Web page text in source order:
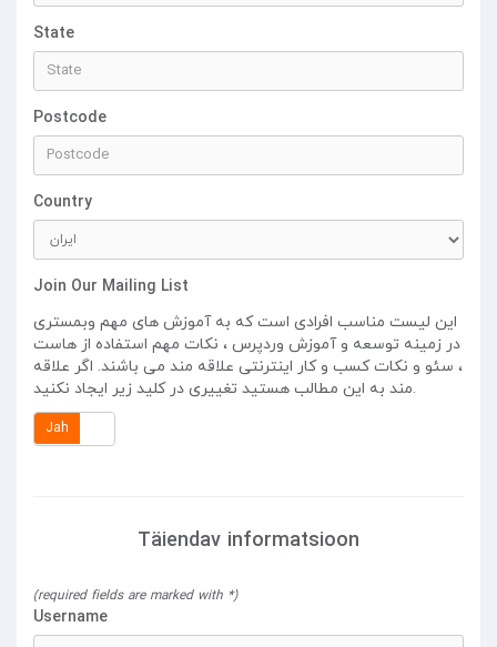
State
Postcode
Country
Join Our Mailing List
این لیست مناسب افرادی است که به آموزش های مهم وبمستری
در زمینه توسعه و آموزش وردپرس ، نکات مهم استفاده از هاست
، سئو و نکات کسب و کار اینترنتی علاقه مند می باشند. اگر علاقه
مند به این مطالب هستید تغییری در کلید زیر ایجاد نکنید.
Jah
Täiendav informatsioon
(required fields are marked with *)
Username